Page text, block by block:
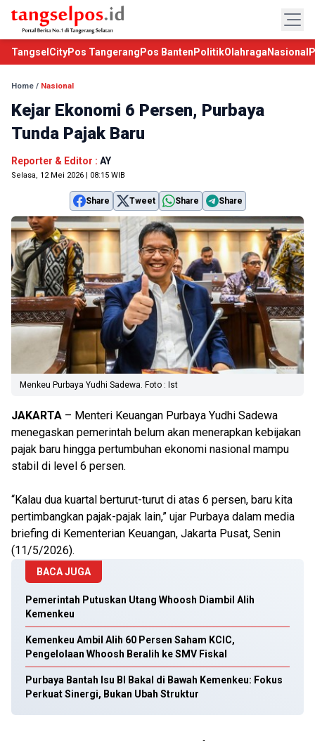
TangselCityPos Tangerang Pos Banten PolitikOlahraga Nasional
Home / Nasional
Kejar Ekonomi 6 Persen, Purbaya
Tunda Pajak Baru
Reporter & Editor : AY
Selasa, 12 Mei 2026 | 08:15 WIB
Share Tweet Share Share
Menkeu Purbaya Yudhi Sadewa. Foto : Ist
JAKARTA – Menteri Keuangan Purbaya Yudhi Sadewa
menegaskan pemerintah belum akan menerapkan kebijakan
pajak baru hingga pertumbuhan ekonomi nasional mampu
stabil di level 6 persen.
“Kalau dua kuartal berturut-turut di atas 6 persen, baru kita
pertimbangkan pajak-pajak lain,” ujar Purbaya dalam media
briefing di Kementerian Keuangan, Jakarta Pusat, Senin
(11/5/2026).
BACA JUGA
Pemerintah Putuskan Utang Whoosh Diambil Alih
Kemenkeu
Kemenkeu Ambil Alih 60 Persen Saham KCIC,
Pengelolaan Whoosh Beralih ke SMV Fiskal
Purbaya Bantah Isu BI Bakal di Bawah Kemenkeu: Fokus
Perkuat Sinergi, Bukan Ubah Struktur